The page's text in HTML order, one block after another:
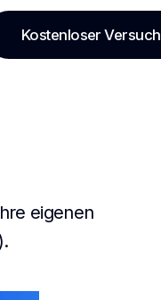
Kostenloser Versuch
eigenen